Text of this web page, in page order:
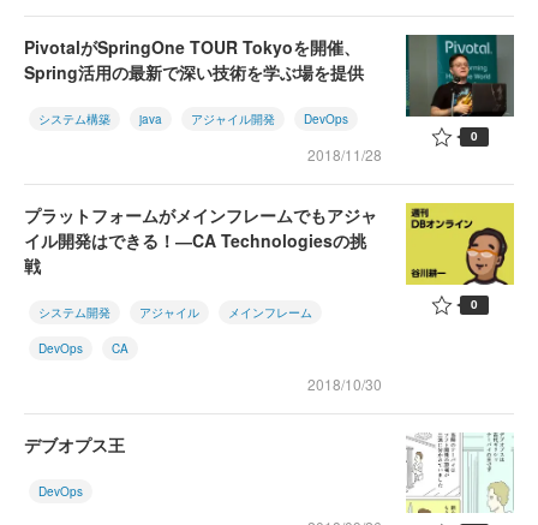
PivotalがSpringOne TOUR Tokyoを開催、
Spring活用の最新で深い技術を学ぶ場を提供
システム構築 java アジャイル開発 DevOps
2018/11/28
0
プラットフォームがメインフレームでもアジャ
イル開発はできる！―CA Technologiesの挑
戦
システム開発 アジャイル メインフレーム
DevOps CA
2018/10/30
0
デブオプス王
DevOps